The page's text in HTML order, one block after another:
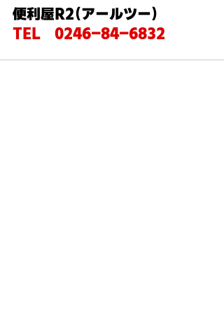
便利屋R2（アールツー）
TEL　0246-84-6832